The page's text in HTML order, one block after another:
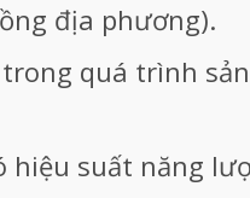
địa phương).
quá trình
hiệu suất năng